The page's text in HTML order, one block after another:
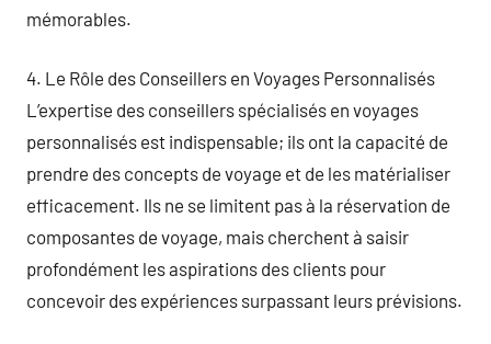
mémorables.
4. Le Rôle des Conseillers en Voyages Personnalisés
L’expertise des conseillers spécialisés en voyages
personnalisés est indispensable; ils ont la capacité de
prendre des concepts de voyage et de les matérialiser
efficacement. Ils ne se limitent pas à la réservation de
composantes de voyage, mais cherchent à saisir
profondément les aspirations des clients pour
concevoir des expériences surpassant leurs prévisions.